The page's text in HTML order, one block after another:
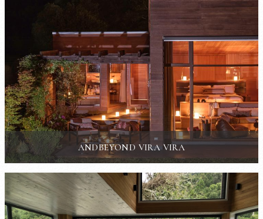
ANDBEYOND VIRA VIRA